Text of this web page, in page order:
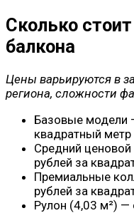
Сколько
балкона
Цены варьируются в
региона, сложности
Базовые модели
квадратный метр
Средний
рублей за
Премиальные
рублей за
Рулон (4,03 м²) —